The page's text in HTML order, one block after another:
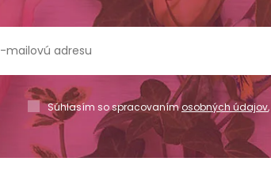
Súhlasím so spracovanímosobných údajov,